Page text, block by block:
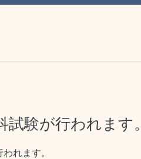
験が行われます。
れます。